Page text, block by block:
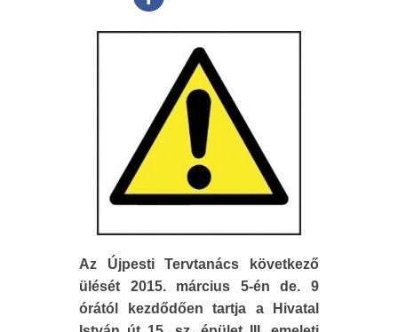
Az Újpesti Tervtanács következő
ülését 2015. március 5-én de. 9
órától
kezdődően tartja a Hivatal